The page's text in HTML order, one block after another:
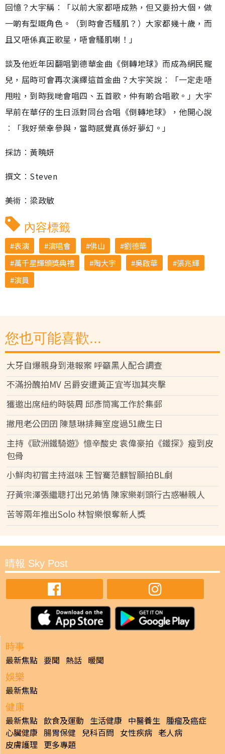
回憶？大宇稱︰「以前大家都唔成熟，但又要扮大個，做
一啲有型嘅角色。（到時會否騷肌？）大家都幾十歲，而
且又唔係真正歌星，唔會騷肌喇！」
談及他近年因翻唱劉德華金曲《倒轉地球》而成為網民寵
兒，屆時可會再次演繹這首金曲？大宇笑說︰「一定走唔
甩啦，到時我哋會唱四、五首歌，仲有啲合唱歌。」大宇
早前在華仔的生日派對同台合唱《倒轉地球》，他開心說
︰「我好榮幸參與，當時感覺真係好夢幻。」
採訪︰黃曉妍
撰文︰Steven
美術︰梁政敏
內容標籤
表演 演唱會 佛山
劉德華
萬千星輝頒獎典禮
陶大宇 吳啟華
張兆輝
演員
您也可能喜歡...
大牙自爆親身到港報案 呼籲黑人配合調查
不滿扮醜拍MV 呂爵安遭黃正宜岑珈其夾擊
獲邀出席紐約時裝周 邱彥筒寓工作於集郵
撇甩老公囝囝 陳慧琳排舞室度過51歲生日
主持《歐洲鐵騎遊》憶辛酸史 袁偉豪拍《鐵探》瘦到皮
包骨
小鮮肉初嘗主持滋味 王智騫范麒智願拍BL劇
孖黃宗澤張繼聰打出兄弟情 陳家樂剃頭行古惑嚇親人
苦等兩年推出Solo 林智樂恨奪新人獎
晴報 Sky Post
時事
最新焦點 要聞 熱話 暖聞
娛樂
最新焦點
健康
最新焦點 飲食及運動 生活健康 中醫養生 腫瘤及癌症
心臟健康 腸胃保健 兒科百問 女性疾病 老人病
皮膚護理 更多專題